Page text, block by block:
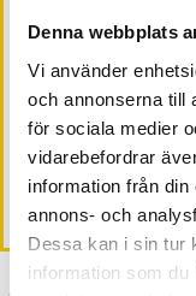
Denna webbplats
Vi använder
och annonserna till
för sociala medier
vidarebefordrar
information från
annons- och
Dessa kan i sin tur
information som du
Hopfällbar
vattenbehållare /
vattendunk 10 liter med
tappkran
Nuvarande pris:
59 krTidigare pris: 119 kr
59 kr 119 kr
I lager, levereras inom
Köp